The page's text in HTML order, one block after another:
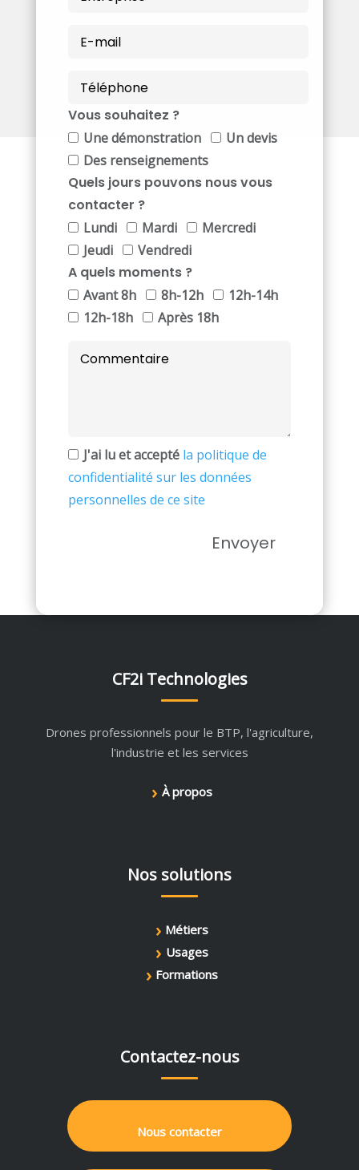
Vous souhaitez ?
Une démonstration
Un devis
Des renseignements
Quels jours pouvons nous vous
contacter ?
Lundi Mardi
Mercredi
Jeudi
Vendredi
A quels moments ?
Avant 8h 8h-12h
12h-14h
12h-18h
Après 18h
J'ai lu et accepté la politique de
confidentialité sur les données
personnelles de ce site
CF2i Technologies
Drones professionnels pour le BTP, l'agriculture,
l'industrie et les services
› À propos
Nos solutions
› Métiers
› Usages
› Formations
Contactez-nous
Nous contacter